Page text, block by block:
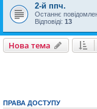
2-й ппч.
Останнє
Відповіді: 13
Нова тема
ПРАВА ДОСТУПУ